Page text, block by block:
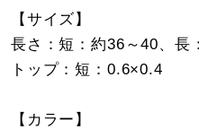
【サイズ】
長さ：短：約36～40、長
トップ：短：0.6×0.4
【カラー】